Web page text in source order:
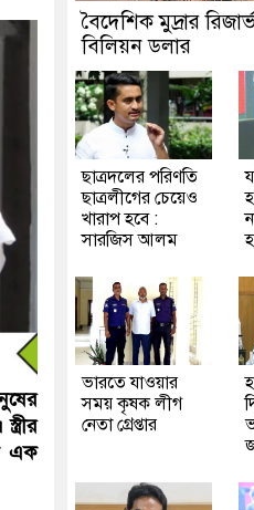
এক
বৈদেশিক মুদ্রার
বিলিয়ন ডলার
ছাত্রদলের পরিণতি
ছাত্রলীগের চেয়েও
খারাপ হবে :
সারজিস আলম
ভারতে যাওয়ার
সময় কৃষক লীগ
নেতা গ্রেপ্তার